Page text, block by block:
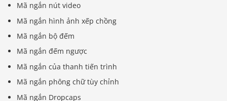
Mã ngắn nút video
Mã ngắn hình ảnh xếp chồng
Mã ngắn bộ đếm
Mã ngắn đếm ngược
Mã ngắn của thanh tiến trình
Mã ngắn phông chữ tùy chỉnh
Mã ngắn Dropcaps